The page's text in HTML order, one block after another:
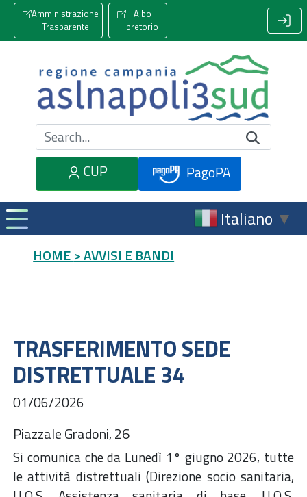
Amministrazione
Trasparente
Albo
pretorio
Cerca nel sito
CUP
PagoPA
Italiano ▼
HOME > AVVISI E BANDI
TRASFERIMENTO SEDE
DISTRETTUALE 34
01/06/2026
Piazzale Gradoni, 26
Si comunica che da Lunedì 1° giugno 2026, tutte
le attività distrettuali (Direzione socio sanitaria,